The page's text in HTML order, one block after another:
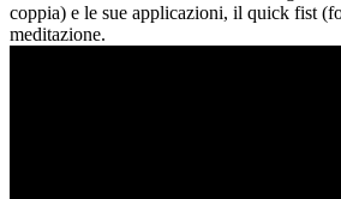
coppia) e le sue applicazioni, il quick fist
meditazione.